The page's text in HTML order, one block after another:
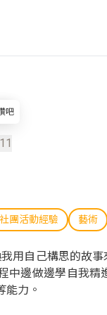
吧
11
社團活動經驗 藝術
用自己構思的故
中邊做邊學自我
能力。